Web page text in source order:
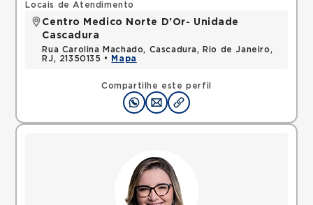
Compartilhe este perfil
Locais de Atendimento
Centro Medico Norte D'Or- Unidade
Cascadura
Rua Carolina Machado, Cascadura, Rio de Janeiro,
RJ, 21350135 •
Mapa